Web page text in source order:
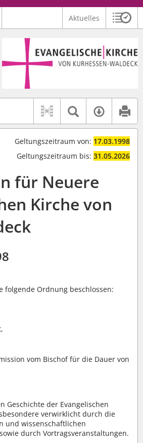
Aktuelles
oder "Pfarrerausschuss".
Waldeck
Textsuche
Geltungszeitraum von: 17.03.1998
Geltungszeitraum bis: 31.05.2026
für Neuere
Kirche von
folgende Ordnung beschlossen:
vom Bischof für die Dauer von
Geschichte der Evangelischen
verwirklicht durch die
und wissenschaftlichen
durch Vortragsveranstaltungen.